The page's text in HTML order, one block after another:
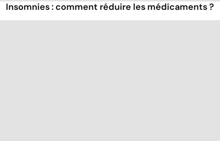
Insomnies : comment réduire les médicaments ?